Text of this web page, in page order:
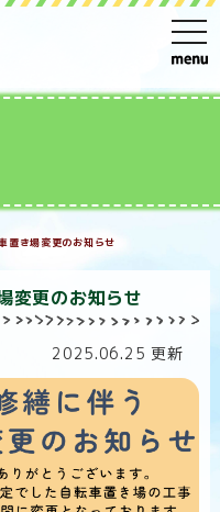
t
o
g
n
g
i
n
置き場変更のお知らせ
変更のお知らせ
2025.06.25 更新